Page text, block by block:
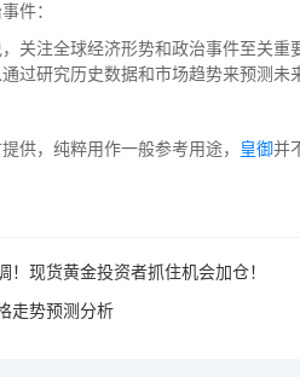
件：
关注全球经济形势和政治事件至关
过研究历史数据和市场趋势来预测未
供，纯粹用作一般参考用途， 皇御并
！现货黄金投资者抓住机会加仓！
走势预测分析